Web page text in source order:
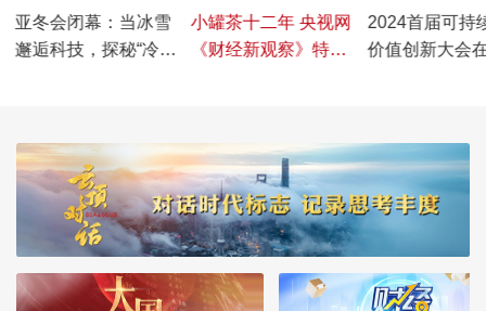
亚冬会闭幕：当冰雪
邂逅科技，探秘“冷资
小罐茶十二年 央视网
《财经新观察》特别
2024首届可持
价值创新大会